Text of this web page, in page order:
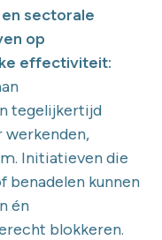
sectorale
op
effectiviteit:
tegelijkertijd
werkenden,
Initiatieven die
benadelen kunnen
én
blokkeren.